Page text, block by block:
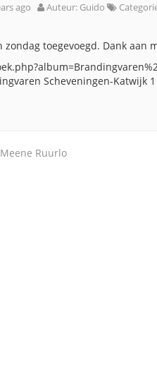
ago Auteur: Guido
toegevoegd. Dank aan
Scheveningen-Katwijk
Ruurlo